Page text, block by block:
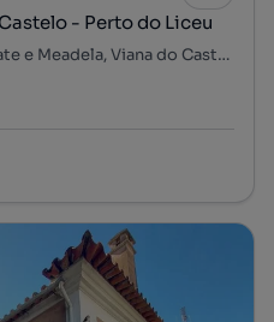
- Perto do Liceu
Santa Maria Maior e Monserrate e Meadela, Viana do Castelo, Viana do Castelo